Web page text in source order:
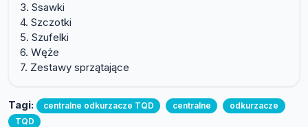
3. Ssawki
4. Szczotki
5. Szufelki
6. Węże
7. Zestawy sprzątające
Tagi: centralne odkurzacze TQD centralne
odkurzacze
TQD